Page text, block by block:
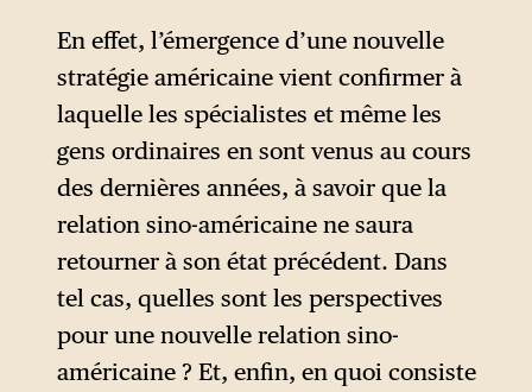
En effet, l’émergence d’une nouvelle
stratégie américaine vient confirmer à
laquelle les spécialistes et même les
gens ordinaires en sont venus au cours
des dernières années, à savoir que la
relation sino-américaine ne saura
retourner à son état précédent. Dans
tel cas, quelles sont les perspectives
pour une nouvelle relation sino-
américaine ? Et, enfin, en quoi consiste